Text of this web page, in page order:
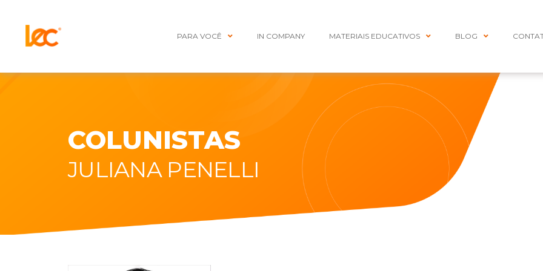
PARA VOCÊ IN COMPANY MATERIAIS EDUCATIVOS BLOG
COLUNISTAS
JULIANA PENELLI